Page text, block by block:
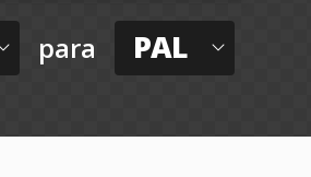
para PAL